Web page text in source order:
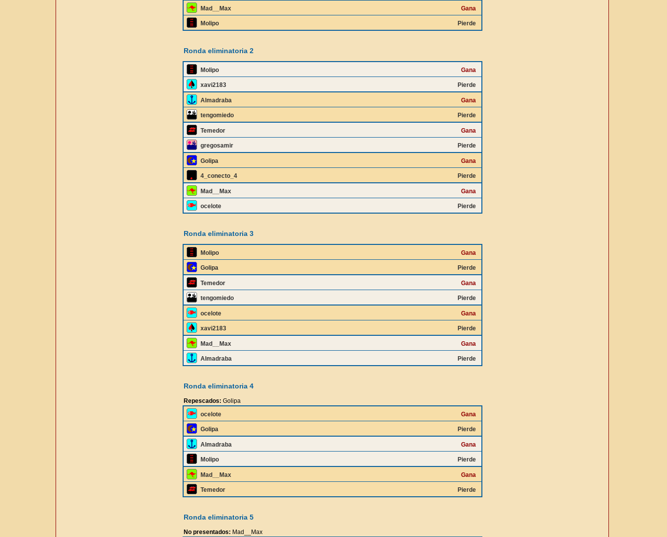
Mad__Max Gana
Molipo Pierde
Ronda eliminatoria 2
Molipo Gana
xavi2183 Pierde
Almadraba Gana
tengomiedo Pierde
Temedor Gana
gregosamir Pierde
Golipa Gana
4_conecto_4 Pierde
Mad__Max Gana
ocelote Pierde
Ronda eliminatoria 3
Molipo Gana
Golipa Pierde
Temedor Gana
tengomiedo Pierde
ocelote Gana
xavi2183 Pierde
Mad__Max Gana
Almadraba Pierde
Ronda eliminatoria 4
Repescados: Golipa
ocelote
Gana
Golipa Pierde
Almadraba Gana
Molipo Pierde
Mad__Max Gana
Temedor Pierde
Ronda eliminatoria 5
No presentados: Mad__Max